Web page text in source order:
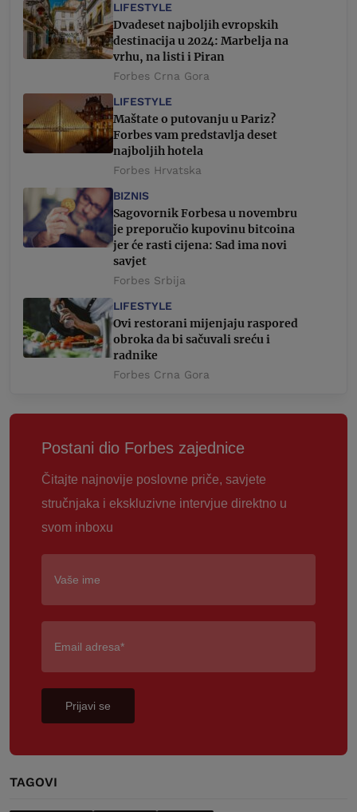
LIFESTYLE
Dvadeset najboljih evropskih
destinacija u 2024: Marbelja na
vrhu, na listi i Piran
Forbes Crna Gora
LIFESTYLE
Maštate o putovanju u Pariz?
Forbes vam predstavlja deset
najboljih hotela
Forbes Hrvatska
BIZNIS
Sagovornik Forbesa u novembru
je preporučio kupovinu bitcoina
jer će rasti cijena: Sad ima novi
savjet
Forbes Srbija
LIFESTYLE
Ovi restorani mijenjaju raspored
obroka da bi sačuvali sreću i
radnike
Forbes Crna Gora
Postani dio Forbes zajednice
Čitajte najnovije poslovne priče, savjete
stručnjaka i ekskluzivne intervjue direktno u
svom inboxu
Prijavi se
TAGOVI